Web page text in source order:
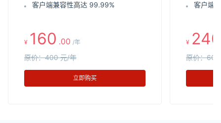
客户端兼容性高达 99.99%
¥ 160 .00 /年
原价：400 元/年
立即购买
客户端
¥ 240
原价：